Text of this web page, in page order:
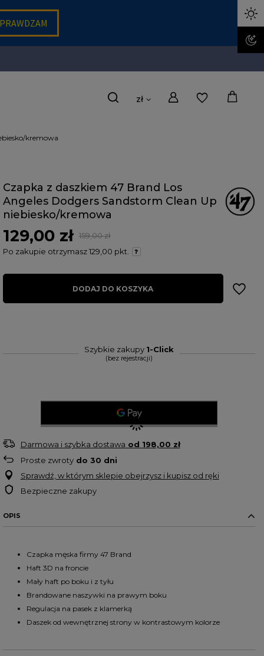
zł
kremowa
Czapka z daszkiem 47 Brand Los
Angeles Dodgers Sandstorm Clean Up
niebiesko/kremowa
129,00 zł
159,00 zł
Po zakupie otrzymasz129,00 pkt.
DODAJ DO KOSZYKA
Szybkie zakupy 1-Click
(bez rejestracji)
Darmowa i szybka dostawa od 198,00 zł
Proste zwrotydo 30 dni
Sprawdź, w którym sklepie obejrzysz i kupisz od ręki
Bezpieczne zakupy
OPIS
Czapka męska firmy 47 Brand
Haft 3D na froncie
Mały haft po boku i z tyłu
Brandowane naszywki na prawym boku
Regulacja na pasek z klamerką
Daszek od wewnętrznej strony w kontrastowym kolorze